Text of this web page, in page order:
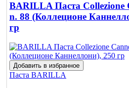
BARILLA Паста Collezione
n. 88 (Коллеционе
гр
Добавить в избранное
Паста BARILLA